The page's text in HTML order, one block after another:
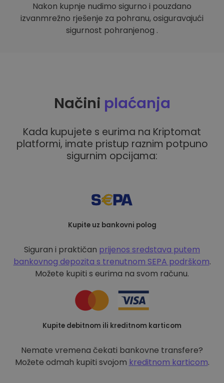
Nakon kupnje nudimo sigurno i pouzdano
izvanmrežno rješenje za pohranu, osiguravajući
sigurnost pohranjenog .
Načini plaćanja
Kada kupujete s eurima na Kriptomat
platformi, imate pristup raznim potpuno
sigurnim opcijama:
Kupite uz bankovni polog
Siguran i praktičan prijenos sredstava putem
bankovnog depozita s trenutnom SEPA podrškom.
Možete kupiti s eurima na svom računu.
Kupite debitnom ili kreditnom karticom
Nemate vremena čekati bankovne transfere?
Možete odmah kupiti svojom kreditnom karticom.